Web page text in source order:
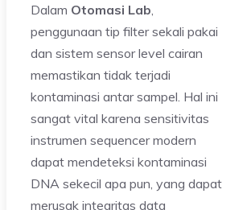
Dalam Otomasi Lab
penggunaan tip filter sekali pakai
dan sistem sensor level cairan
memastikan tidak terjadi
kontaminasi antar sampel. Hal ini
sangat vital karena sensitivitas
instrumen sequencer modern
dapat mendeteksi kontaminasi
DNA sekecil apa pun, yang dapat
merusak integritas data